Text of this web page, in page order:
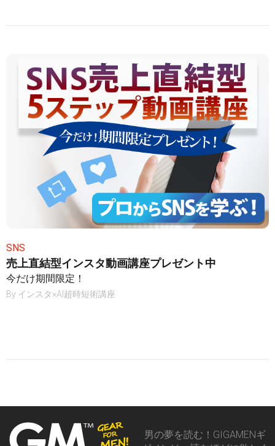
SNS
売上直結型インスタ動画講座プレゼント中
今だけ期間限定！
By インスタ×AI超時短術講座
男の夢を読む！GIGAMENギ